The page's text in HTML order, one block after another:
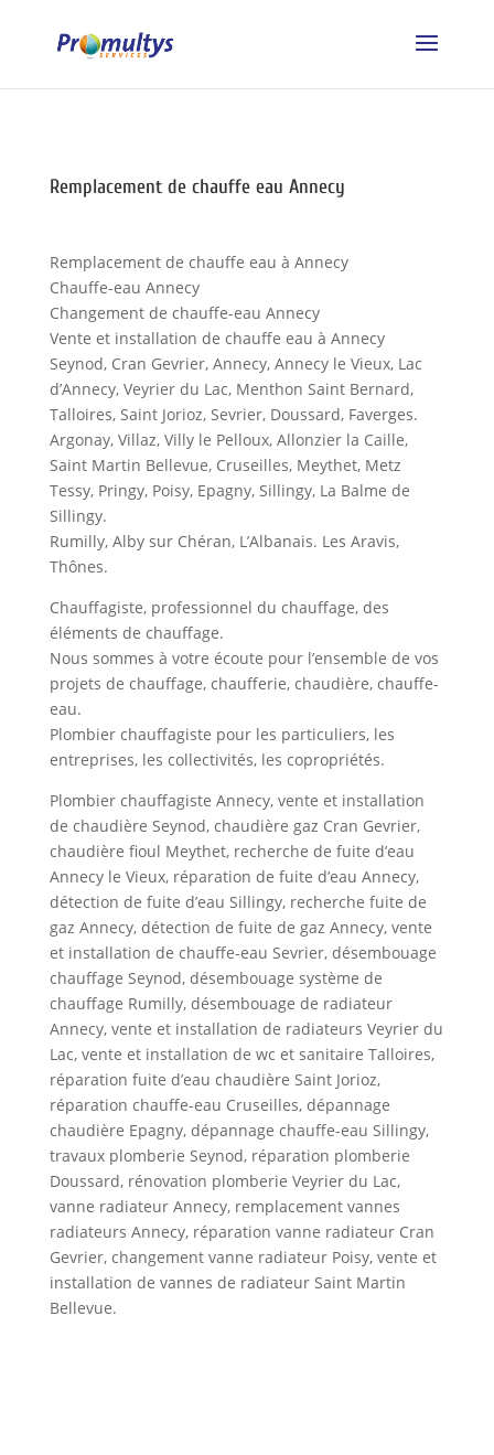
Remplacement de chauffe eau Annecy
Remplacement de chauffe eau à Annecy
Chauffe-eau Annecy
Changement de chauffe-eau Annecy
Vente et installation de chauffe eau à Annecy
Seynod, Cran Gevrier, Annecy, Annecy le Vieux, Lac
d’Annecy, Veyrier du Lac, Menthon Saint Bernard,
Talloires, Saint Jorioz, Sevrier, Doussard, Faverges.
Argonay, Villaz, Villy le Pelloux, Allonzier la Caille,
Saint Martin Bellevue, Cruseilles, Meythet, Metz
Tessy, Pringy, Poisy, Epagny, Sillingy, La Balme de
Sillingy.
Rumilly, Alby sur Chéran, L’Albanais. Les Aravis,
Thônes.
Chauffagiste, professionnel du chauffage, des
éléments de chauffage.
Nous sommes à votre écoute pour l’ensemble de vos
projets de chauffage, chaufferie, chaudière, chauffe-
eau.
Plombier chauffagiste pour les particuliers, les
entreprises, les collectivités, les copropriétés.
Plombier chauffagiste Annecy, vente et installation
de chaudière Seynod, chaudière gaz Cran Gevrier,
chaudière fioul Meythet, recherche de fuite d’eau
Annecy le Vieux, réparation de fuite d’eau Annecy,
détection de fuite d’eau Sillingy, recherche fuite de
gaz Annecy, détection de fuite de gaz Annecy, vente
et installation de chauffe-eau Sevrier, désembouage
chauffage Seynod, désembouage système de
chauffage Rumilly, désembouage de radiateur
Annecy, vente et installation de radiateurs Veyrier du
Lac, vente et installation de wc et sanitaire Talloires,
réparation fuite d’eau chaudière Saint Jorioz,
réparation chauffe-eau Cruseilles, dépannage
chaudière Epagny, dépannage chauffe-eau Sillingy,
travaux plomberie Seynod, réparation plomberie
Doussard, rénovation plomberie Veyrier du Lac,
vanne radiateur Annecy, remplacement vannes
radiateurs Annecy, réparation vanne radiateur Cran
Gevrier, changement vanne radiateur Poisy, vente et
installation de vannes de radiateur Saint Martin
Bellevue.